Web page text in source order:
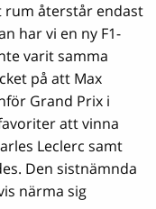
rum återstår endast
har vi en ny F1-
varit samma
på att Max
Grand Prix i
att vinna
Leclerc samt
Den sistnämnda
närma sig